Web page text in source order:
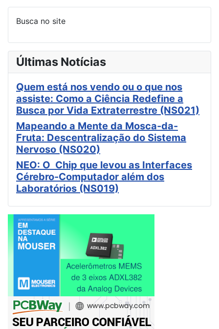
Busca no site
Últimas Notícias
Quem está nos vendo ou o que nos
assiste: Como a Ciência Redefine a
Busca por Vida Extraterrestre (NS021)
Mapeando a Mente da Mosca-da-
Fruta: Descentralização do Sistema
Nervoso (NS020)
NEO: O Chip que levou as Interfaces
Cérebro-Computador além dos
Laboratórios (NS019)